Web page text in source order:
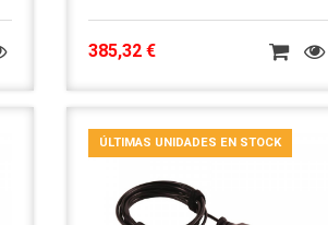
385,32 €
ÚLTIMAS UNIDADES EN STOCK